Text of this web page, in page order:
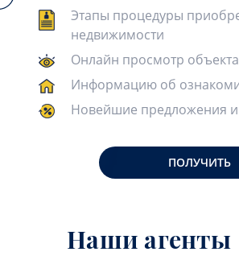
Этапы процедуры
недвижимости
Онлайн просмотр объекта
Информацию об
Новейшие предложения и
ПОЛУЧИТЬ
Наши агенты